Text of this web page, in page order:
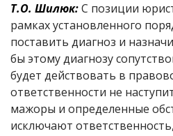
Т.О. Шилюк:С позиции
рамках установленного
поставить диагноз и
бы этому диагнозу
будет действовать в
ответственности не
мажоры и определенные
исключают